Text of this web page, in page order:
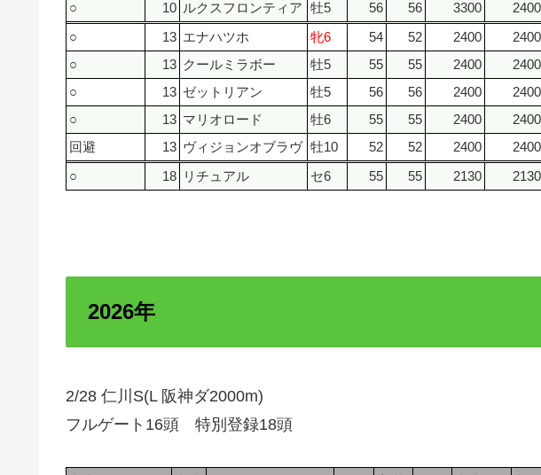
○
10 ルクスフロンティア 牡5 56 56 3300 2400
○ 13 エナハツホ 牝6 54 52 2400 2400
○
13 クールミラボー 牡5 55 55 2400 2400
○
13 ゼットリアン 牡5 56 56 2400 2400
○
13 マリオロード 牡6 55 55 2400 2400
回避
13 ヴィジョンオブラヴ 牡10 52 52 2400 2400
○ 18 リチュアル セ6 55 55 2130 2130
2026年
2/28 仁川S(L 阪神ダ2000m)
フルゲート16頭 特別登録18頭